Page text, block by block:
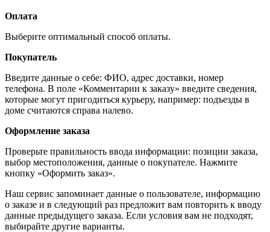
Оплата
Выберите оптимальный способ оплаты.
Покупатель
Введите данные о себе: ФИО, адрес доставки, номер
телефона. В поле «Комментарии к заказу» введите сведения,
которые могут пригодиться курьеру, например: подъезды в
доме считаются справа налево.
Оформление заказа
Проверьте правильность ввода информации: позиции заказа,
выбор местоположения, данные о покупателе. Нажмите
кнопку «Оформить заказ».
Наш сервис запоминает данные о пользователе, информацию
о заказе и в следующий раз предложит вам повторить к вводу
данные предыдущего заказа. Если условия вам не подходят,
выбирайте другие варианты.